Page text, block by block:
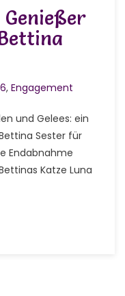
, Engagement
und Gelees: ein
Sester für
Endabnahme
Katze Luna